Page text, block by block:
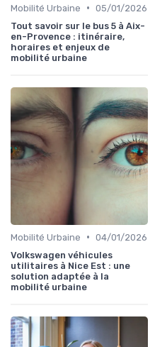
Mobilité Urbaine • 05/01/2026
Tout savoir sur le bus 5 à Aix-
en-Provence : itinéraire,
horaires et enjeux de
mobilité urbaine
Mobilité Urbaine • 04/01/2026
Volkswagen véhicules
utilitaires à Nice Est : une
solution adaptée à la
mobilité urbaine